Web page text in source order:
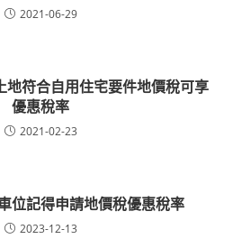
2021-06-29
符合自用住宅要件地價稅可享
優惠稅率
2021-02-23
位記得申請地價稅優惠稅率
2023-12-13